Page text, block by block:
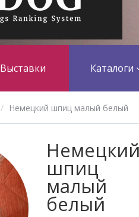
Выставки Каталоги
Немецкий шпиц малый белый
шпиц
малый
белый